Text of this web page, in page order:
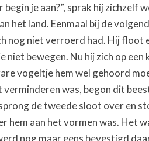
je aan?”, sprak hij zichzelf
het land. Eenmaal bij de
nog niet verroerd had. Hij floot
niet bewegen. Nu hij zich op
vogeltje hem wel gehoord
was, begon dit
de tweede sloot over en
hem aan het vormen was. Het
nog maar eens bevestigd